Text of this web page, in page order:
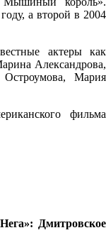
а второй в 2004
актеры как
Александрова,
Мария
фильма
Дмитровское